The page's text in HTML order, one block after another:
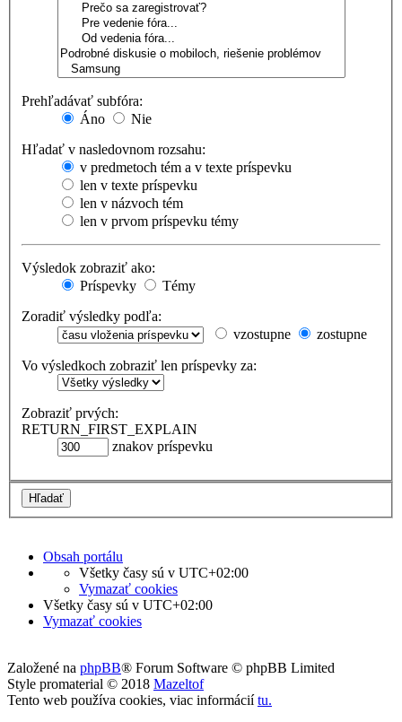
Prehľadávať subfóra:
Áno
Nie
Hľadať v nasledovnom rozsahu:
v predmetoch tém a v texte príspevku
len v texte príspevku
len v názvoch tém
len v prvom príspevku témy
Výsledok zobraziť ako:
Príspevky
Témy
Zoradiť výsledky podľa:
vzostupne
zostupne
Vo výsledkoch zobraziť len príspevky za:
Zobraziť prvých:
RETURN_FIRST_EXPLAIN
znakov príspevku
Obsah portálu
Všetky časy sú v UTC+02:00
Vymazať cookies
Všetky časy sú v UTC+02:00
Vymazať cookies
Založené na phpBB® Forum Software © phpBB Limited
Style promaterial © 2018 Mazeltof
Tento web používa cookies, viac informáciítu.